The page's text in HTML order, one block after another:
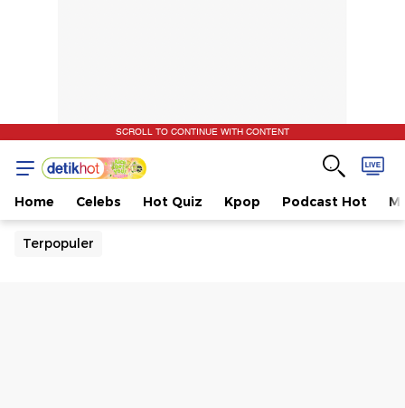
SCROLL TO CONTINUE WITH CONTENT
Home Celebs Hot Quiz Kpop Podcast Hot
Terpopuler